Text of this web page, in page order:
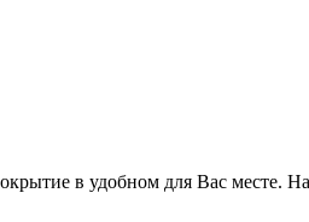
в удобном для Вас месте.